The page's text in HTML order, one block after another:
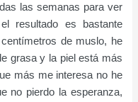
las semanas para ver
resultado es bastante
de muslo, he
grasa y la piel está más
más me interesa no he
no pierdo la esperanza,